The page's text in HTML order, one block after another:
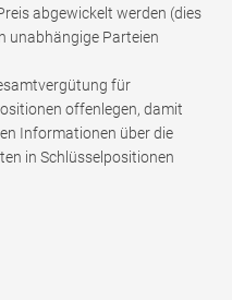
abgewickelt werden (dies
unabhängige Parteien
für
offenlegen, damit
Informationen über die
in Schlüsselpositionen